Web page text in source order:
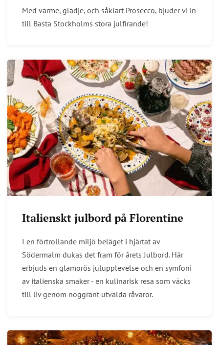
Med värme, glädje, och såklart Prosecco, bjuder vi in
till Basta Stockholms stora julfirande!
Italienskt julbord på Florentine
I en förtrollande miljö beläget i hjärtat av
Södermalm dukas det fram för årets Julbord. Här
erbjuds en glamorös julupplevelse och en symfoni
av italienska smaker - en kulinarisk resa som väcks
till liv genom noggrant utvalda råvaror.